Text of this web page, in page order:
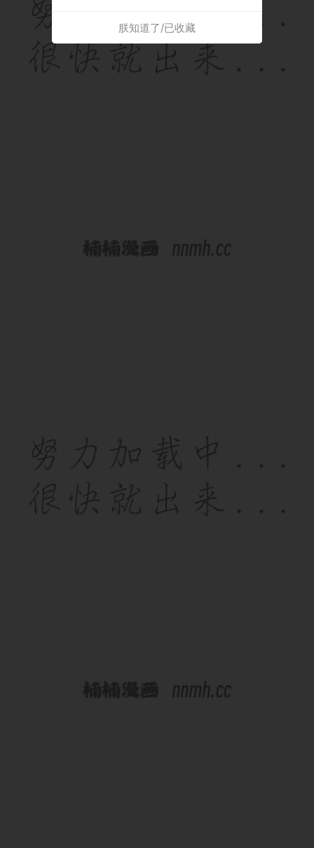
朕知道了/已收藏